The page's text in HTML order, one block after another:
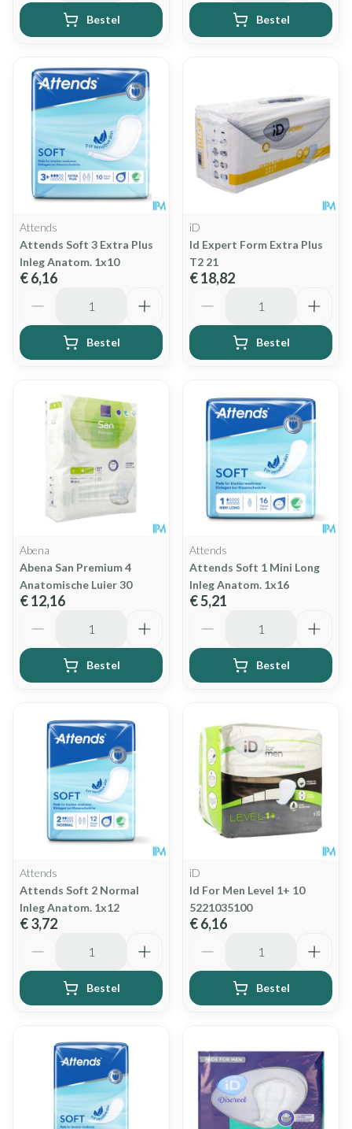
Bestel Bestel
Attends
Attends Soft 3 Extra Plus
Inleg Anatom. 1x10
€ 6,16
Bestel
iD
Id Expert Form Extra Plus
T2 21
€ 18,82
Bestel
Abena
Abena San Premium 4
Anatomische Luier 30
€ 12,16
Bestel
Attends
Attends Soft 1 Mini Long
Inleg Anatom. 1x16
€ 5,21
Bestel
Attends
Attends Soft 2 Normal
Inleg Anatom. 1x12
€ 3,72
Bestel
iD
Id For Men Level 1+ 10
5221035100
€ 6,16
Bestel